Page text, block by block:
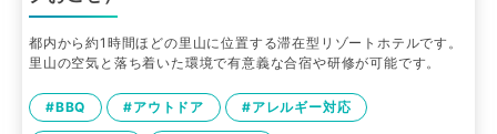
都内から約1時間ほどの里山に位置する滞在型リゾートホテルです。
里山の空気と落ち着いた環境で有意義な合宿や研修が可能です。
#BBQ #アウトドア #アレルギー対応